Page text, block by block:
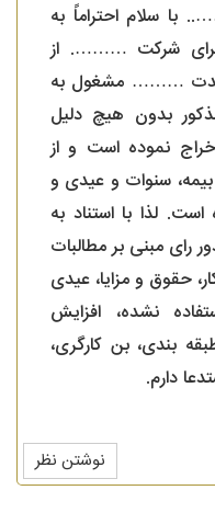
با سلام احتراماً به
برای شرکت ………. از
……… مشغول به
بدون هیچ دلیل
نموده است و از
سنوات و عیدی و
لذا با استناد به
رای مبنی بر مطالبات
حقوق و مزایا، عیدی
نشده، افزایش
بندی، بن کارگری،
دارم.
نوشتن نظر